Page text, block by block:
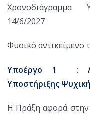
14/6/2027
Φυσικό αντικείμενο
Υποέργο 1 :
Υποστήριξης
Η Πράξη αφορά στην